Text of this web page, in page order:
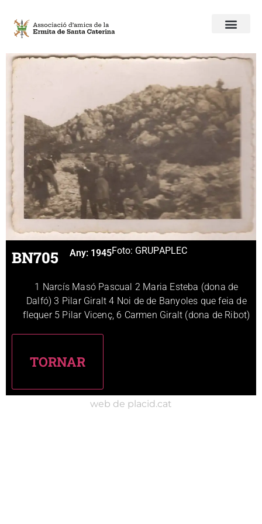
BN705 Any: 1945Foto: GRUPAPLEC
1 Narcís Masó Pascual 2 Maria Esteba (dona de
Dalfó) 3 Pilar Giralt 4 Noi de de Banyoles que feia de
flequer 5 Pilar Vicenç, 6 Carmen Giralt (dona de Ribot)
web de placid.cat